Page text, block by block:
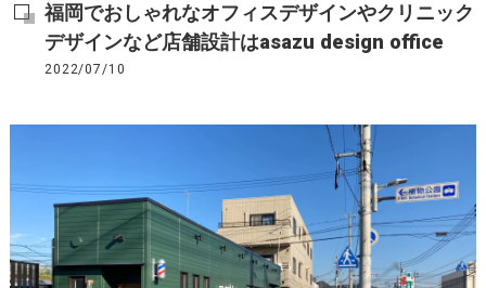
福岡でおしゃれなオフィスデザインやクリニック
デザインなど店舗設計はasazu design office
2022/07/10